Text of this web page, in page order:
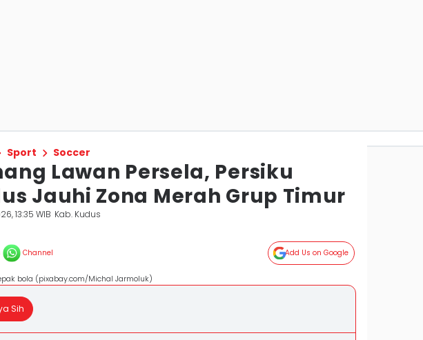
Sport Soccer
Lawan Persela, Persiku
Jauhi Zona Merah Grup Timur
13:35 WIB Kab. Kudus
Channel Add Us on Google
bola (pixabay.com/Michal Jarmoluk)
Sih